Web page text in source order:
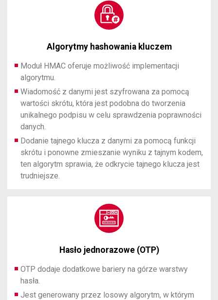
Algorytmy hashowania kluczem
Moduł HMAC oferuje możliwość implementacji
algorytmu.
Wiadomość z danymi jest szyfrowana za pomocą
wartości skrótu, która jest podobna do tworzenia
unikalnego podpisu w celu sprawdzenia poprawności
danych.
Dodanie tajnego klucza z danymi za pomocą funkcji
skrótu i ​​ponowne zmieszanie wyniku z tajnym kodem,
ten algorytm sprawia, że ​​odkrycie tajnego klucza jest
trudniejsze.
Hasło jednorazowe (OTP)
OTP dodaje dodatkowe bariery na górze warstwy
hasła.
Jest generowany przez losowy algorytm, w którym